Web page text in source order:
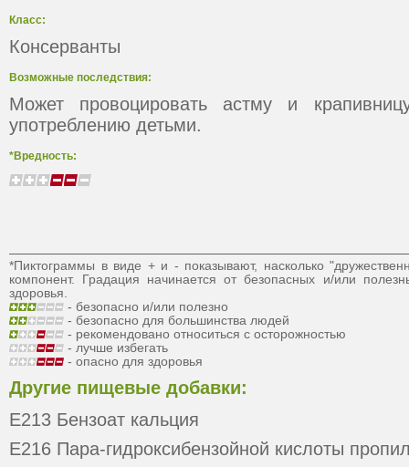
Класс:
Консерванты
Возможные последствия:
Может провоцировать астму и
употреблению детьми.
*Вредность:
*Пиктограммы в виде + и - показывают, насколько
компонент. Градация начинается от безопасных и/или
здоровья.
- безопасно и/или полезно
- безопасно для большинства людей
- рекомендовано относиться с осторожностью
- лучше избегать
- опасно для здоровья
Другие пищевые добавки:
E213 Бензоат кальция
E216 Пара-гидроксибензойной кислоты